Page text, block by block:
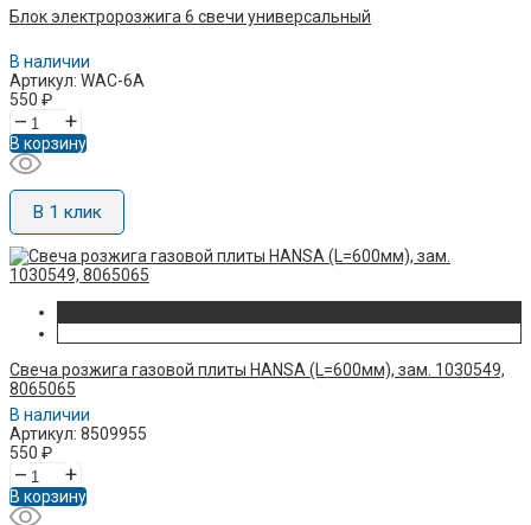
Блок электророзжига 6 свечи универсальный
В наличии
Артикул: WAC-6A
550 ₽
– +
В корзину
В 1 клик
Свеча розжига газовой плиты HANSA (L=600мм), зам. 1030549,
8065065
В наличии
Артикул: 8509955
550 ₽
– +
В корзину